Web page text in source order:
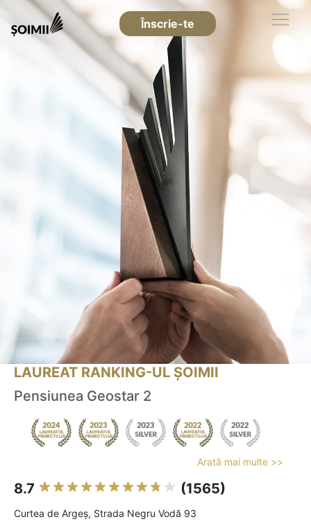
Înscrie-te
LAUREAT RANKING-UL ȘOIMII
Pensiunea Geostar 2
Arată mai multe >>
8.7 (1565)
Curtea de Argeş, Strada Negru Vodă 93